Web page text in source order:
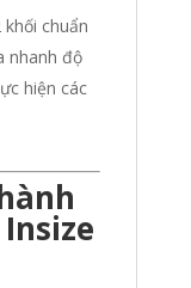
chuẩn
nhanh độ
hiện các